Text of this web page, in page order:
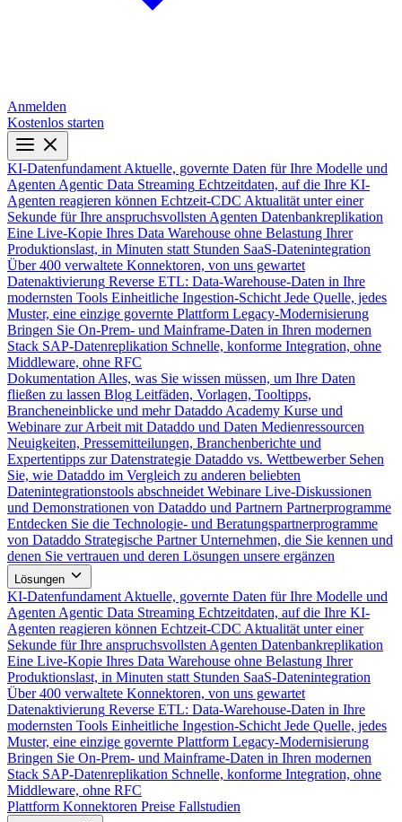
Anmelden
Kostenlos starten
KI-Datenfundament Aktuelle, governte Daten für Ihre Modelle und
Agenten Agentic Data Streaming Echtzeitdaten, auf die Ihre KI-
Agenten reagieren können Echtzeit-CDC Aktualität unter einer
Sekunde für Ihre anspruchsvollsten Agenten Datenbankreplikation
Eine Live-Kopie Ihres Data Warehouse ohne Belastung Ihrer
Produktionslast, in Minuten statt Stunden SaaS-Datenintegration
Über 400 verwaltete Konnektoren, von uns gewartet
Datenaktivierung Reverse ETL: Data-Warehouse-Daten in Ihre
modernsten Tools Einheitliche Ingestion-Schicht Jede Quelle, jedes
Muster, eine einzige governte Plattform Legacy-Modernisierung
Bringen Sie On-Prem- und Mainframe-Daten in Ihren modernen
Stack SAP-Datenreplikation Schnelle, konforme Integration, ohne
Middleware, ohne RFC
Dokumentation Alles, was Sie wissen müssen, um Ihre Daten
fließen zu lassen Blog Leitfäden, Vorlagen, Tooltipps,
Brancheneinblicke und mehr Dataddo Academy Kurse und
Webinare zur Arbeit mit Dataddo und Daten Medienressourcen
Neuigkeiten, Pressemitteilungen, Branchenberichte und
Expertentipps zur Datenstrategie Dataddo vs. Wettbewerber Sehen
Sie, wie Dataddo im Vergleich zu anderen beliebten
Datenintegrationstools abschneidet Webinare Live-Diskussionen
und Demonstrationen von Dataddo und Partnern Partnerprogramme
Entdecken Sie die Technologie- und Beratungspartnerprogramme
von Dataddo Strategische Partner Unternehmen, die Sie kennen und
denen Sie vertrauen und deren Lösungen unsere ergänzen
Lösungen
KI-Datenfundament Aktuelle, governte Daten für Ihre Modelle und
Agenten Agentic Data Streaming Echtzeitdaten, auf die Ihre KI-
Agenten reagieren können Echtzeit-CDC Aktualität unter einer
Sekunde für Ihre anspruchsvollsten Agenten Datenbankreplikation
Eine Live-Kopie Ihres Data Warehouse ohne Belastung Ihrer
Produktionslast, in Minuten statt Stunden SaaS-Datenintegration
Über 400 verwaltete Konnektoren, von uns gewartet
Datenaktivierung Reverse ETL: Data-Warehouse-Daten in Ihre
modernsten Tools Einheitliche Ingestion-Schicht Jede Quelle, jedes
Muster, eine einzige governte Plattform Legacy-Modernisierung
Bringen Sie On-Prem- und Mainframe-Daten in Ihren modernen
Stack SAP-Datenreplikation Schnelle, konforme Integration, ohne
Middleware, ohne RFC
Plattform Konnektoren Preise Fallstudien